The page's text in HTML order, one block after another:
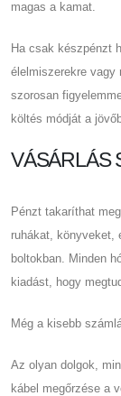
magas a kamat.
Ha csak készpénzt
élelmiszerekre vagy
szorosan
költés módját a
VÁSÁRLÁS
Pénzt takaríthat
ruhákat, könyveket,
boltokban. Minden
kiadást, hogy
Még a kisebb
Az olyan dolgok,
kábel megőrzése a